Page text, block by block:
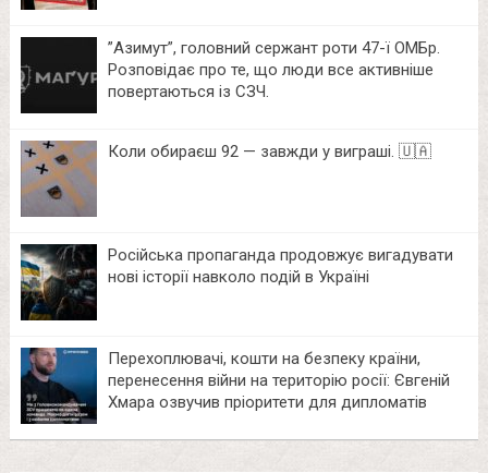
⁨”Азимут”, головний сержант роти 47-ї ОМБр.
Розповідає про те, що люди все активніше
повертаються із СЗЧ.
Коли обираєш 92 — завжди у виграші. 🇺🇦
Російська пропаганда продовжує вигадувати
нові історії навколо подій в Україні
Перехоплювачі, кошти на безпеку країни,
перенесення війни на територію росії: Євгеній
Хмара озвучив пріоритети для дипломатів